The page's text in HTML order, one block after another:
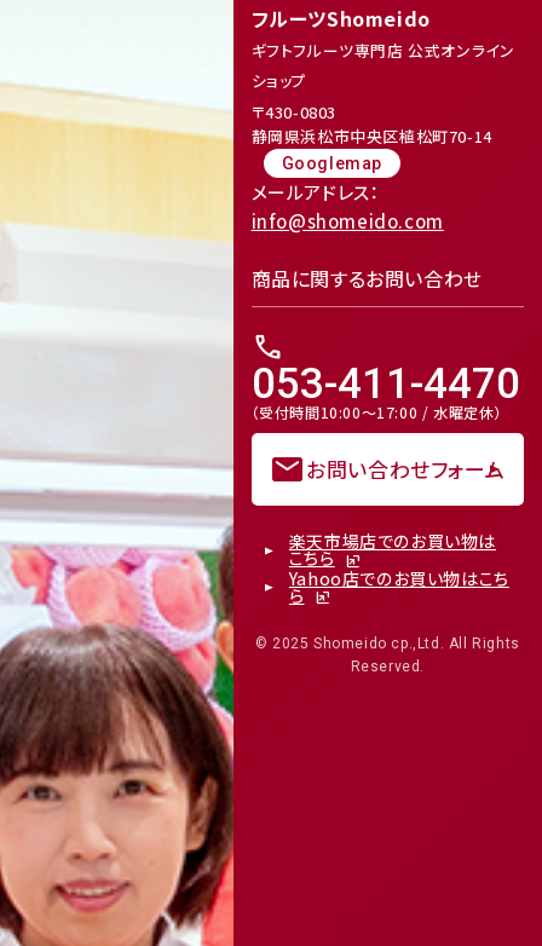
フルーツShomeido
ギフトフルーツ専門店 公式オンライン
ショップ
〒430-0803
静岡県浜松市中央区植松町70-14
Googlemap
メールアドレス：
info@shomeido.com
商品に関するお問い合わせ
call
053-411-4470
（受付時間10:00～17:00 / 水曜定休）
mailお問い合わせフォーム
楽天市場店でのお買い物は
こちら
Yahoo店でのお買い物はこち
ら
© 2025 Shomeido cp.,Ltd. All Rights
Reserved.